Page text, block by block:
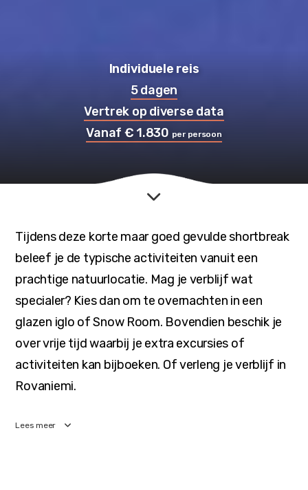
Individuele reis
Vertrek op diverse data
5 dagen
Vanaf € 1.830 per persoon
Tijdens deze korte maar goed gevulde shortbreak
beleef je de typische activiteiten vanuit een
prachtige natuurlocatie. Mag je verblijf wat
specialer? Kies dan om te overnachten in een
glazen iglo of Snow Room. Bovendien beschik je
over vrije tijd waarbij je extra excursies of
activiteiten kan bijboeken. Of verleng je verblijf in
Rovaniemi.
Lees meer